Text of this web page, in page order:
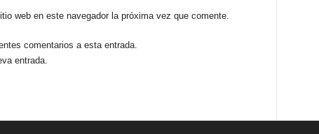
web en este navegador la próxima vez que comente.
comentarios a esta entrada.
entrada.